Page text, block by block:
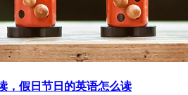
，假日节日的英语怎么读